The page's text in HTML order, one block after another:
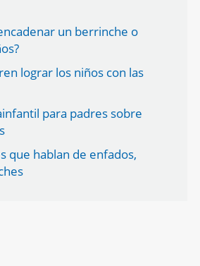
un berrinche o
lograr los niños con las
para padres sobre
que hablan de enfados,